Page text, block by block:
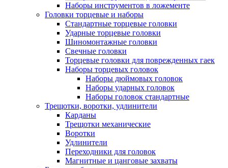
Наборы инструментов в ложементе
Головки торцевые и наборы
Стандартные торцевые головки
Ударные торцевые головки
Шиномонтажные головки
Свечные головки
Торцевые головки для поврежденных гаек
Наборы торцевых головок
Наборы дюймовых головок
Наборы ударных головок
Наборы головок стандартные
Трещотки, воротки, удлинители
Карданы
Трещотки механические
Воротки
Удлинители
Переходники для головок
Магнитные и цанговые захваты